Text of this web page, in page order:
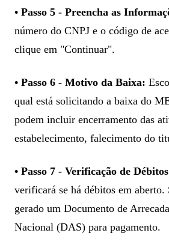
• Passo 5 - Preencha as
número do CNPJ e o código de
clique em "Continuar".
• Passo 6 - Motivo da Baixa:
qual está solicitando a baixa do
podem incluir encerramento das
estabelecimento, falecimento do
• Passo 7 - Verificação de
verificará se há débitos em aberto.
gerado um Documento de
Nacional (DAS) para pagamento.